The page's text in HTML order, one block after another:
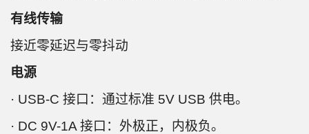
有线传输
接近零延迟与零抖动
电源
· USB-C 接口：通过标准 5V USB 供电。
· DC 9V-1A 接口：外极正，内极负。